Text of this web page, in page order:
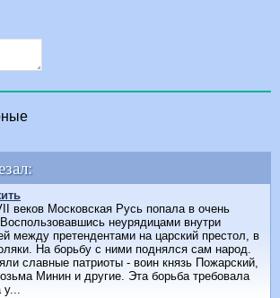
веков Московская Русь попала в очень
неурядицами внутри
между претендентами на царский престол, в
На борьбу с ними поднялся сам народ.
славные патриоты - воин князь Пожарский,
Минин и другие. Эта борьба требовала
у...